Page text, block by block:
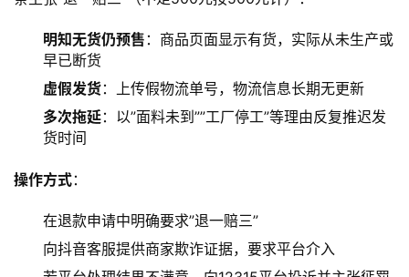
明知无货仍预售 ：商品页面显示有货，实际从未生产或
早已断货
虚假发货：上传假物流单号，物流信息长期无更新
多次拖延：以”面料未到””工厂停工”等理由反复推迟发
货时间
操作方式：
在退款申请中明确要求”退一赔三”
向抖音客服提供商家欺诈证据，要求平台介入